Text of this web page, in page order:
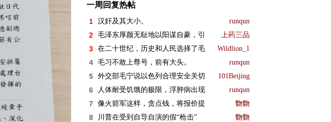
一周回复热帖
1 汉奸及其大小。 runqun
2 毛泽东厚颜无耻地以阳谋自豪，引 上药三品
3 在二十世纪，历史和人民选择了毛 Wildlion_1
4 毛习不敢上尊号，前有大头。 runqun
5 外交部毛宁说以色列合理安全关切 101Beijing
6 人体耐受饥饿的极限，浮肿病出现 runqun
7 像火箭军这样，贪点钱，将报价提 覅覅
8 川普在受到自导自演的假“枪击” 覅覅